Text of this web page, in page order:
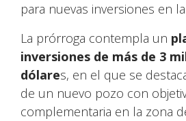
para nuevas inversiones en
La prórroga contempla un
inversiones de más de 3
dólares, en el que se
de un nuevo pozo con
complementaria en la zona